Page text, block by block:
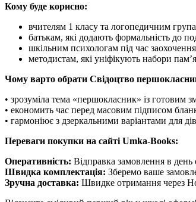
Кому буде корисно:
вчителям 1 класу та логопедичним
батькам, які додають формальність до
шкільним психологам під час заохочення
методистам, які уніфікують набори
Чому варто обрати Свідоцтво
• зрозуміла тема «першокласник» із готовим
• економить час перед масовим підписом
• гармоніює з дзеркальними варіантами для
Переваги покупки на сайті Umka-Books:
Оперативність: Відправка замовлення в
Швидка комплектація: Зберемо ваше
Зручна доставка: Швидке отримання через